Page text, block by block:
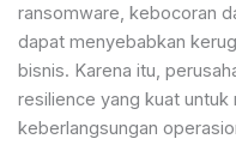
ransomware, kebocoran
dapat menyebabkan
bisnis. Karena itu,
resilience yang kuat
keberlangsungan